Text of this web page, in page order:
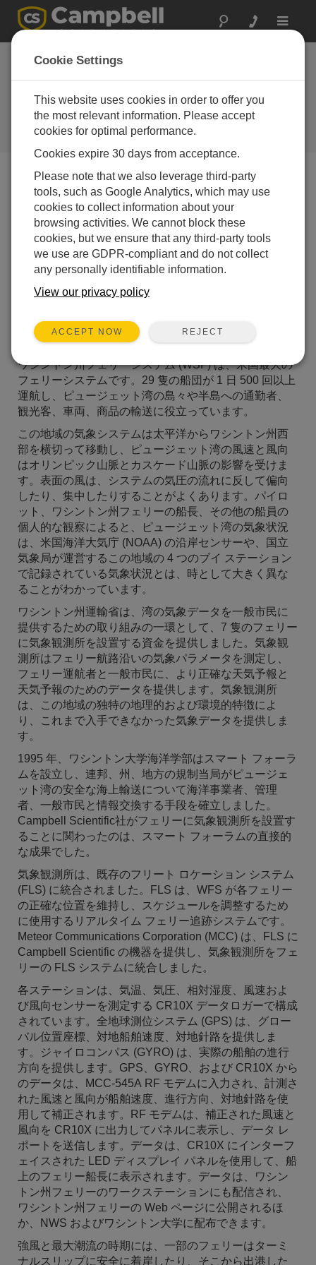
Toggle
ワシントン：フェリ
ー追跡システムに気
象観測所を統合
移動式気象観測所が一般市民にデ
ータを提供
ワシントン州エドモンズを出発してワシントン州キン
グストンへ向かうフェリーは、航行中に 15 秒ごとに気
ワシントン州フェリーシステム (WSF) は、米国最大の
フェリーシステムです。29 隻の船団が 1 日 500 回以上
運航し、ピュージェット湾の島々や半島への通勤者、
観光客、車両、商品の輸送に役立っています。
この地域の気象システムは太平洋からワ​​シントン州西
部を横切って移動し、ピュージェット湾の風速と風向
はオリンピック山脈とカスケード山脈の影響を受けま
す。表面の風は、システムの気圧の流れに反して偏向
したり、集中したりすることがよくあります。パイロ
ット、ワシントン州フェリーの船長、その他の船員の
個人的な観察によると、ピュージェット湾の気象状況
は、米国海洋大気庁 (NOAA) の沿岸センサーや、国立
気象局が運営するこの地域の 4 つのブイ ステーション
で記録されている気象状況とは、時として大きく異な
ることがわかっています。
ワシントン州運輸省は、湾の気象データを一般市民に
提供するための取り組みの一環として、7 隻のフェリー
に気象観測所を設置する資金を提供しました。気象観
測所はフェリー航路沿いの気象パラメータを測定し、
フェリー運航者と一般市民に、より正確な天気予報と
天気予報のためのデータを提供します。気象観測所
は、この地域の独特の地理的および環境的特徴によ
り、これまで入手できなかった気象データを提供しま
す。
1995 年、ワシントン大学海洋学部はスマート フォーラ
ムを設立し、連邦、州、地方の規制当局がピュージェ
ット湾の安全な海上輸送について海洋事業者、管理
者、一般市民と情報交換する手段を確立しました。
Campbell Scientific社がフェリーに気象観測所を設置す
ることに関わったのは、スマート フォーラムの直接的
な成果でした。
気象観測所は、既存のフリート ロケーション システム
(FLS) に統合されました。FLS は、WFS が各フェリー
の正確な位置を維持し、スケジュールを調整するため
に使用するリアルタイム フェリー追跡システムです。
Meteor Communications Corporation (MCC) は、FLS に
Campbell Scientific の機器を提供し、気象観測所をフェ
リーの FLS システムに統合しました。
各ステーションは、気温、気圧、相対湿度、風速およ
び風向センサーを測定する CR10X データロガーで構成
されています。全地球測位システム (GPS) は、グロー
バル位置座標、対地船舶速度、対地針路を提供しま
す。ジャイロコンパス (GYRO) は、実際の船舶の進行
方向を提供します。GPS、GYRO、および CR10X から
のデータは、MCC-545A RF モデムに入力され、計測さ
れた風速と風向が船舶速度、進行方向、対地針路を使
用して補正されます。RF モデムは、補正された風速と
風向を CR10X に出力してパネルに表示し、データ レ
ポートを送信します。データは、CR10X にインターフ
ェイスされた LED ディスプレイ パネルを使用して、船
上のフェリー船長に表示されます。データは、ワシン
トン州フェリーのワークステーションにも配信され、
ワシントン州フェリーの Web ページに公開されるほ
か、NWS およびワシントン大学に配布できます。
強風と最大潮流の時期には、一部のフェリーはターミ
ナルスリップに安全に着岸したり、そこから出港した
Cookie Settings
This website uses cookies in order to offer you
the most relevant information. Please accept
cookies for optimal performance.
Cookies expire 30 days from acceptance.
Please note that we also leverage third-party
tools, such as Google Analytics, which may use
cookies to collect information about your
browsing activities. We cannot block these
cookies, but we ensure that any third-party tools
we use are GDPR-compliant and do not collect
any personally identifiable information.
View our privacy policy
ACCEPT NOW REJECT